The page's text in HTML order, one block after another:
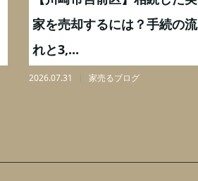
家を売却するには？手続の流
れと3,...
2026.07.31 家売るブログ